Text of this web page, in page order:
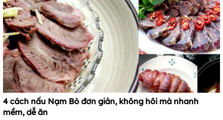
4 cách nấu Nạm Bò đơn giản, không hôi mà nhanh
mềm, dễ ăn